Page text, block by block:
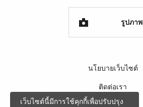
รูปภาพ
นโยบายเว็บไซต์
ติดต่อเรา
เว็บไซต์นี้มีการใช้คุกกี้เพื่อปรับปรุง